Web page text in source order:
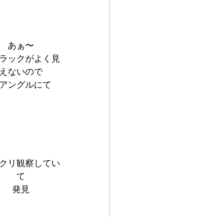
あぁ〜
ックがよく見
えないので
ングルにて
リ観察してい
て
発見